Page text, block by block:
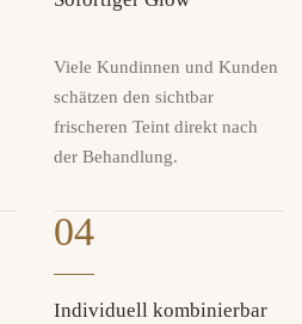
Viele Kundinnen und Kunden
schätzen den sichtbar
frischeren Teint direkt nach
der Behandlung.
04
Individuell kombinierbar